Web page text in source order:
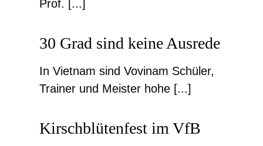
Prof. [...]
30 Grad sind keine Ausrede
In Vietnam sind Vovinam Schüler,
Trainer und Meister hohe [...]
Kirschblütenfest im VfB